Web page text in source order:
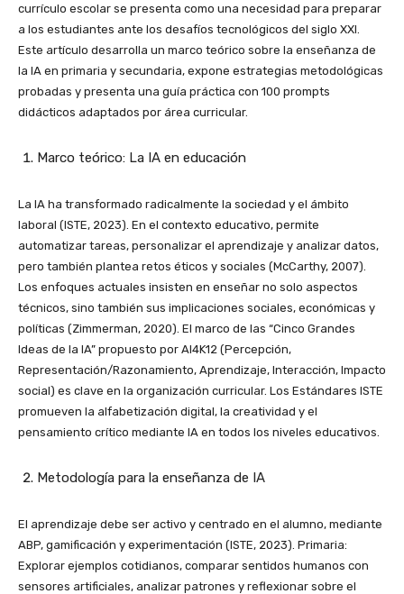
currículo escolar se presenta como una necesidad para preparar
a los estudiantes ante los desafíos tecnológicos del siglo XXI.
Este artículo desarrolla un marco teórico sobre la enseñanza de
la IA en primaria y secundaria, expone estrategias metodológicas
probadas y presenta una guía práctica con 100 prompts
didácticos adaptados por área curricular.
Marco teórico: La IA en educación
La IA ha transformado radicalmente la sociedad y el ámbito
laboral (ISTE, 2023). En el contexto educativo, permite
automatizar tareas, personalizar el aprendizaje y analizar datos,
pero también plantea retos éticos y sociales (McCarthy, 2007).
Los enfoques actuales insisten en enseñar no solo aspectos
técnicos, sino también sus implicaciones sociales, económicas y
políticas (Zimmerman, 2020). El marco de las “Cinco Grandes
Ideas de la IA” propuesto por AI4K12 (Percepción,
Representación/Razonamiento, Aprendizaje, Interacción, Impacto
social) es clave en la organización curricular. Los Estándares ISTE
promueven la alfabetización digital, la creatividad y el
pensamiento crítico mediante IA en todos los niveles educativos.
Metodología para la enseñanza de IA
El aprendizaje debe ser activo y centrado en el alumno, mediante
ABP, gamificación y experimentación (ISTE, 2023). Primaria:
Explorar ejemplos cotidianos, comparar sentidos humanos con
sensores artificiales, analizar patrones y reflexionar sobre el